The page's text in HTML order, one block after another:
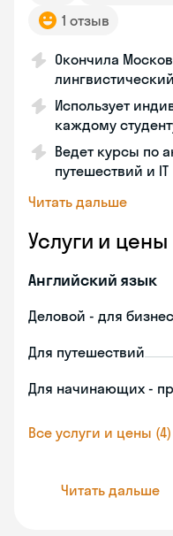
1 отзыв
Окончила
Использует
каждому
Ведет курсы по
путешествий и IT
Читать дальше
Услуги и цены
Английский язык
Деловой - для
Для путешествий
Для начинающих -
Все услуги и цены (4)
Читать дальше